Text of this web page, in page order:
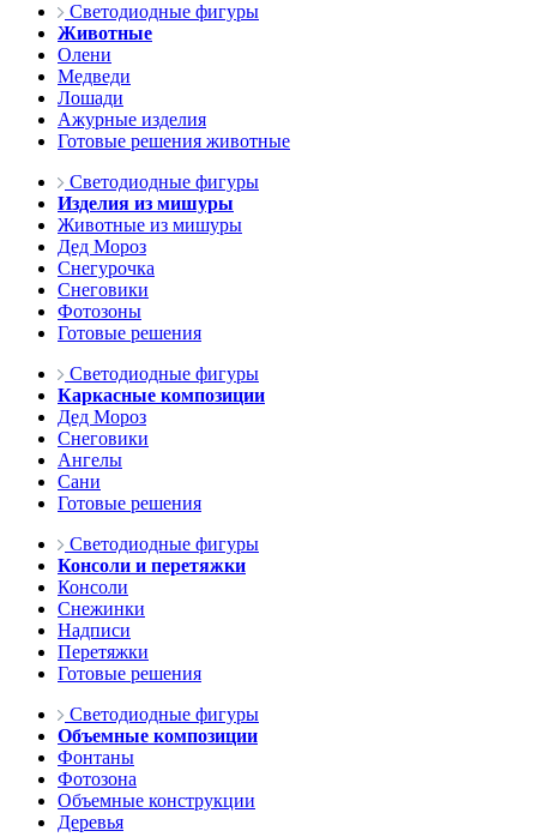
Светодиодные фигуры
Животные
Олени
Медведи
Лошади
Ажурные изделия
Готовые решения животные
Светодиодные фигуры
Изделия из мишуры
Животные из мишуры
Дед Мороз
Снегурочка
Снеговики
Фотозоны
Готовые решения
Светодиодные фигуры
Каркасные композиции
Дед Мороз
Снеговики
Ангелы
Сани
Готовые решения
Светодиодные фигуры
Консоли и перетяжки
Консоли
Снежинки
Надписи
Перетяжки
Готовые решения
Светодиодные фигуры
Объемные композиции
Фонтаны
Фотозона
Объемные конструкции
Деревья